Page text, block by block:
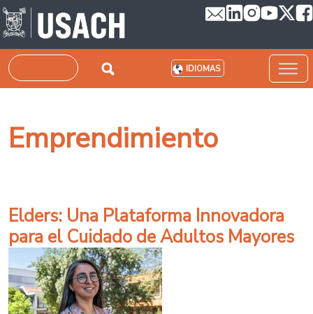
Pasar al contenido principal
Buscar IDIOMAS
Emprendimiento
Elders: Una Plataforma Innovadora
para el Cuidado de Adultos Mayores